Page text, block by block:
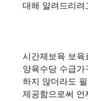
대해 알려드리려
시간제보육 보
양육수당 수급
하지 않더라도
제공함으로써 언